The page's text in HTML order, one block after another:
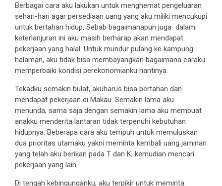
Berbagai cara aku lakukan untuk menghemat pengeluaran
sehari-hari agar persediaan uang yang aku miliki mencukupi
untuk bertahan hidup. Sebab bagaimanapun juga dalam
keterlanjuran ini aku masih berharap akan mendapat
pekerjaan yang halal. Untuk mundur pulang ke kampung
halaman, aku tidak bisa membayangkan bagaimana caraku
memperbaiki kondisi perekonomianku nantinya.
Tekadku semakin bulat, akuharus bisa bertahan dan
mendapat pekerjaan di Makau. Semakin lama aku
menunda, sama saja dengan semakin lama aku membuat
anakku menderita lantaran tidak terpenuhi kebutuhan
hidupnya. Beberapa cara aku tempuh untuk memuluskan
dua prioritas utamaku yakni meminta kembali uang jaminan
yang telah aku berikan pada T dan K, kemudian mencari
pekerjaan yang lain.
Di tengah kebingunganku, aku terpikir untuk meminta